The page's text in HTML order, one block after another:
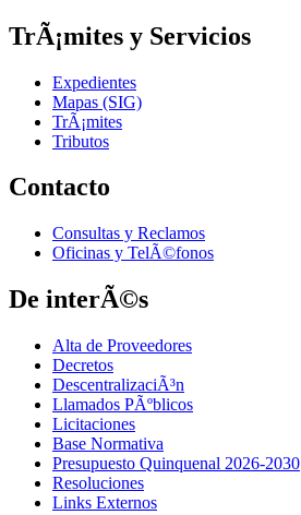
TrÃ¡mites y Servicios
Expedientes
Mapas (SIG)
TrÃ¡mites
Tributos
Contacto
Consultas y Reclamos
Oficinas y TelÃ©fonos
De interÃ©s
Alta de Proveedores
Decretos
DescentralizaciÃ³n
Llamados PÃºblicos
Licitaciones
Base Normativa
Presupuesto Quinquenal 2026-2030
Resoluciones
Links Externos